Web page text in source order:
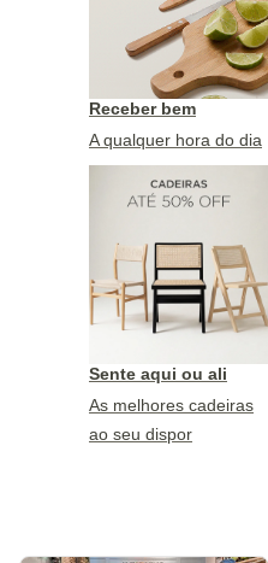
Receber bem
A qualquer hora do dia
Sente aqui ou ali
As melhores cadeiras
ao seu dispor